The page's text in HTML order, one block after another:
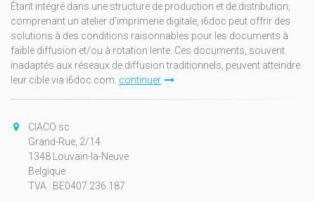
Étant intégré dans une structure de production et de distribution,
comprenant un atelier d'imprimerie digitale, i6doc peut offrir des
solutions à des conditions raisonnables pour les documents à
faible diffusion et/ou à rotation lente. Ces documents, souvent
inadaptés aux réseaux de diffusion traditionnels, peuvent atteindre
leur cible via i6doc.com. continuer
CIACO sc
Grand-Rue, 2/14
1348 Louvain-la-Neuve
Belgique
TVA : BE0407.236.187